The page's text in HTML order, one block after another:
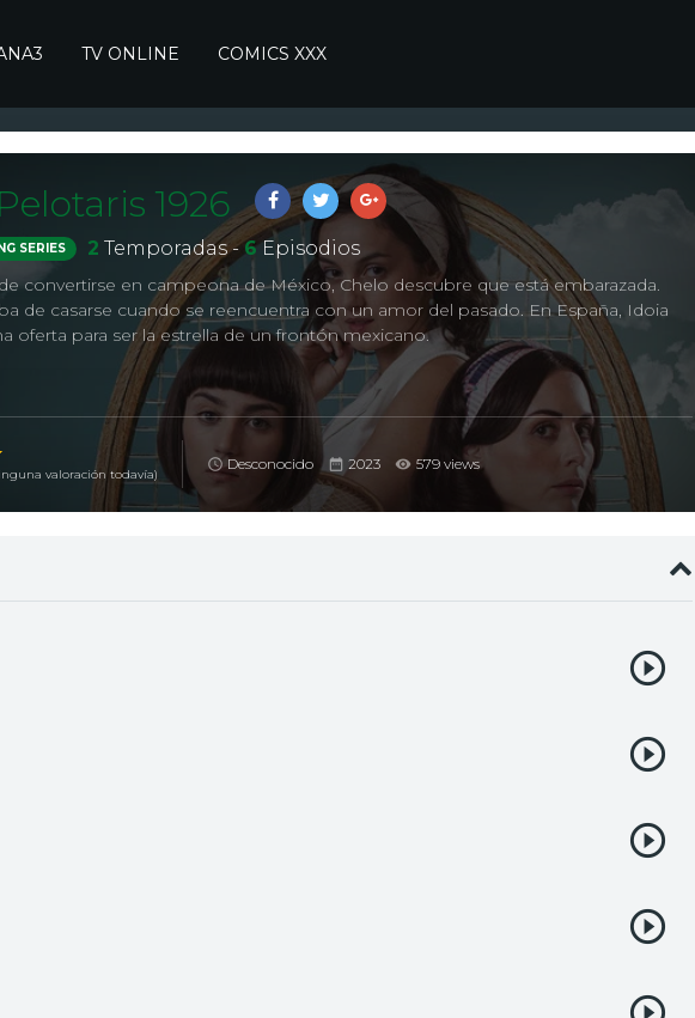
TV ONLINE COMICS XXX
1926
SERIES 2 Temporadas -6Episodios
convertirse en campeona de México, Chelo descubre que está embarazada.
de casarse cuando se reencuentra con un amor del pasado. En España, Idoia
oferta para ser la estrella de un frontón mexicano.
valoración todavía)
Desconocido 2023 579 views